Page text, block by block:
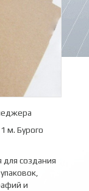
м. Бурого
для создания
и